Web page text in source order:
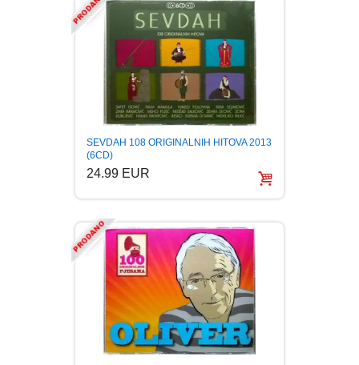
SEVDAH 108 ORIGINALNIH HITOVA 2013
(6CD)
24.99 EUR